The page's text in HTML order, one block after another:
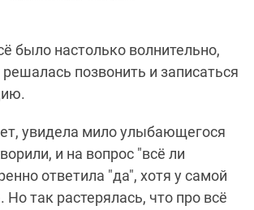
было настолько волнительно,
решалась позвонить и записаться
увидела мило улыбающегося
и на вопрос "всё ли
ответила "да", хотя у самой
Но так растерялась, что про всё